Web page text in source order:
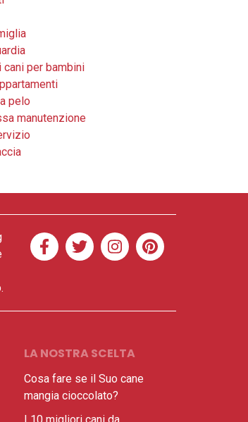
per bambini
pelo
manutenzione
LA NOSTRA SCELTA
Cosa fare se il Suo cane
mangia cioccolato?